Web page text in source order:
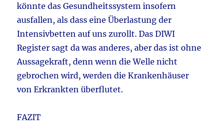
könnte das Gesundheitssystem insofern
ausfallen, als dass eine Überlastung der
Intensivbetten auf uns zurollt. Das DIWI
Register sagt da was anderes, aber das ist ohne
Aussagekraft, denn wenn die Welle nicht
gebrochen wird, werden die Krankenhäuser
von Erkrankten überflutet.
FAZIT